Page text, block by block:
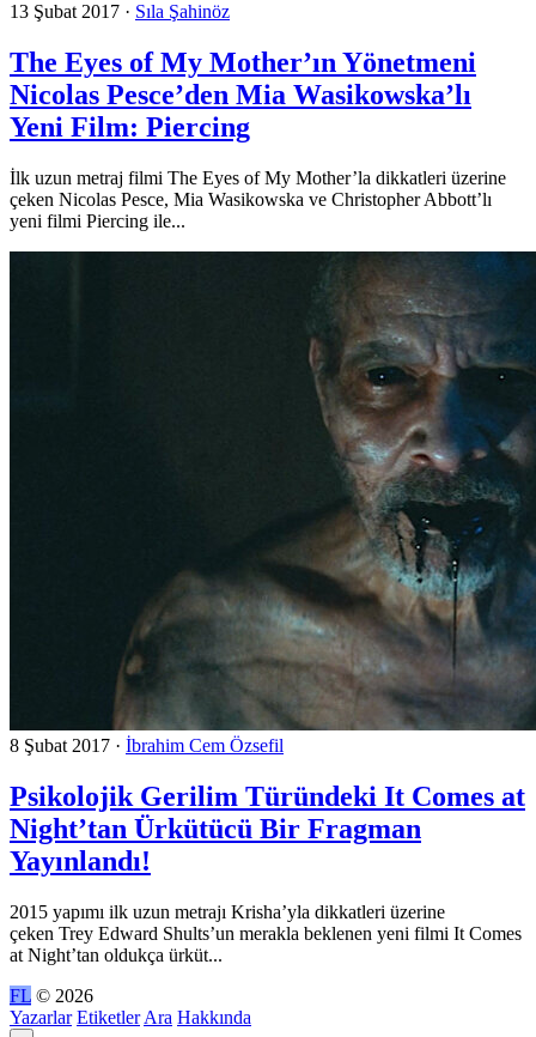
13 Şubat 2017 · Sıla Şahinöz
The Eyes of My Mother’ın Yönetmeni
Nicolas Pesce’den Mia Wasikowska’lı
Yeni Film: Piercing
İlk uzun metraj filmi The Eyes of My Mother’la dikkatleri üzerine
çeken Nicolas Pesce, Mia Wasikowska ve Christopher Abbott’lı
yeni filmi Piercing ile...
8 Şubat 2017 · İbrahim Cem Özsefil
Psikolojik Gerilim Türündeki It Comes at
Night’tan Ürkütücü Bir Fragman
Yayınlandı!
2015 yapımı ilk uzun metrajı Krisha’yla dikkatleri üzerine
çeken Trey Edward Shults’un merakla beklenen yeni filmi It Comes
at Night’tan oldukça ürküt...
FL © 2026
Yazarlar Etiketler Ara Hakkında